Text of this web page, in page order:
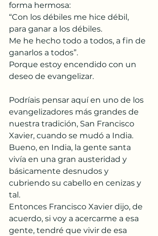
forma hermosa:
“Con los débiles me hice débil,
para ganar a los débiles.
Me he hecho todo a todos, a fin de
ganarlos a todos”.
Porque estoy encendido con un
deseo de evangelizar.
Podríais pensar aquí en uno de los
evangelizadores más grandes de
nuestra tradición, San Francisco
Xavier, cuando se mudó a India.
Bueno, en India, la gente santa
vivía en una gran austeridad y
básicamente desnudos y
cubriendo su cabello en cenizas y
tal.
Entonces Francisco Xavier dijo, de
acuerdo, si voy a acercarme a esa
gente, tendré que vivir de esa